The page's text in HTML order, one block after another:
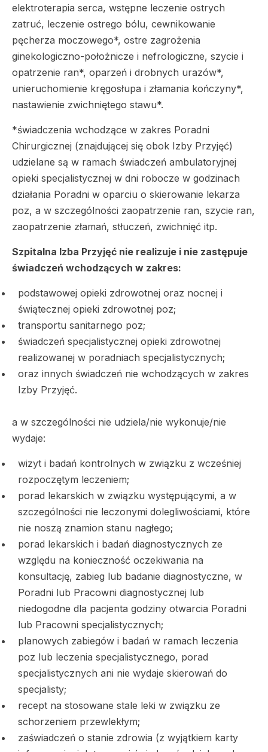
elektroterapia serca, wstępne leczenie ostrych
zatruć, leczenie ostrego bólu, cewnikowanie
pęcherza moczowego*, ostre zagrożenia
ginekologiczno-położnicze i nefrologiczne, szycie i
opatrzenie ran*, oparzeń i drobnych urazów*,
unieruchomienie kręgosłupa i złamania kończyny*,
nastawienie zwichniętego stawu*.
*świadczenia wchodzące w zakres Poradni
Chirurgicznej (znajdującej się obok Izby Przyjęć)
udzielane są w ramach świadczeń ambulatoryjnej
opieki specjalistycznej w dni robocze w godzinach
działania Poradni w oparciu o skierowanie lekarza
poz, a w szczególności zaopatrzenie ran, szycie ran,
zaopatrzenie złamań, stłuczeń, zwichnięć itp.
Szpitalna Izba Przyjęć nie realizuje i nie zastępuje
świadczeń wchodzących w zakres:
podstawowej opieki zdrowotnej oraz nocnej i
świątecznej opieki zdrowotnej poz;
transportu sanitarnego poz;
świadczeń specjalistycznej opieki zdrowotnej
realizowanej w poradniach specjalistycznych;
oraz innych świadczeń nie wchodzących w zakres
Izby Przyjęć.
a w szczególności nie udziela/nie wykonuje/nie
wydaje:
wizyt i badań kontrolnych w związku z wcześniej
rozpoczętym leczeniem;
porad lekarskich w związku występującymi, a w
szczególności nie leczonymi dolegliwościami, które
nie noszą znamion stanu nagłego;
porad lekarskich i badań diagnostycznych ze
względu na konieczność oczekiwania na
konsultację, zabieg lub badanie diagnostyczne, w
Poradni lub Pracowni diagnostycznej lub
niedogodne dla pacjenta godziny otwarcia Poradni
lub Pracowni specjalistycznych;
planowych zabiegów i badań w ramach leczenia
poz lub leczenia specjalistycznego, porad
specjalistycznych ani nie wydaje skierowań do
specjalisty;
recept na stosowane stale leki w związku ze
schorzeniem przewlekłym;
zaświadczeń o stanie zdrowia (z wyjątkiem karty